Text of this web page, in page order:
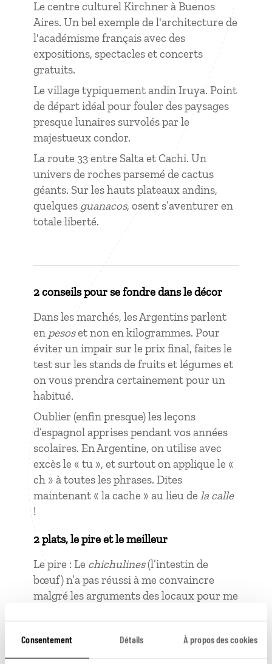
Consentement Détails À propos des cookies
Le centre culturel Kirchner à Buenos
Aires. Un bel exemple de l'architecture de
l'académisme français avec des
expositions, spectacles et concerts
gratuits.
Le village typiquement andin Iruya. Point
de départ idéal pour fouler des paysages
presque lunaires survolés par le
majestueux condor.
La route 33 entre Salta et Cachi. Un
univers de roches parsemé de cactus
géants. Sur les hauts plateaux andins,
quelques guanacos, osent s’aventurer en
totale liberté.
2 conseils pour se fondre dans le décor
Dans les marchés, les Argentins parlent
en pesoset non en kilogrammes. Pour
éviter un impair sur le prix final, faites le
test sur les stands de fruits et légumes et
on vous prendra certainement pour un
habitué.
Oublier (enfin presque) les leçons
d’espagnol apprises pendant vos années
scolaires. En Argentine, on utilise avec
excès le « tu », et surtout on applique le «
ch » à toutes les phrases. Dites
maintenant « la cache » au lieu de la calle
!
2 plats, le pire et le meilleur
Le pire : Le chichulines(l’intestin de
bœuf) n’a pas réussi à me convaincre
malgré les arguments des locaux pour me
Le meilleur : La recette traditionnelle et
moins renommée delas mollejas. Elle est